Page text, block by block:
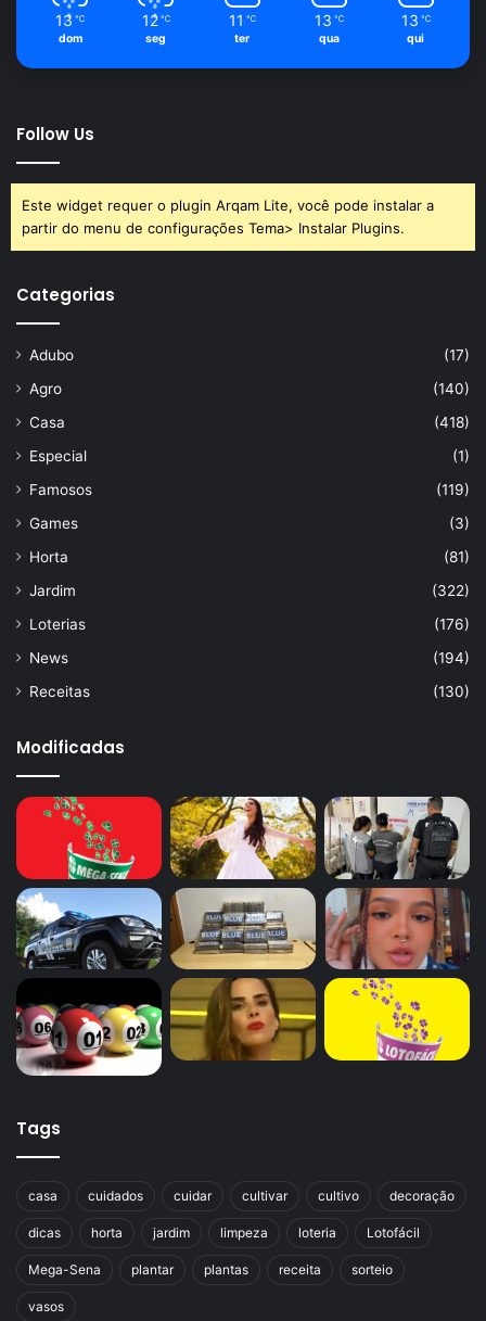
13 ℃
dom
12 ℃
seg
11 ℃
ter
13 ℃
qua
13 ℃
qui
Follow Us
Este widget requer o plugin Arqam Lite, você pode instalar a
partir do menu de configurações Tema> Instalar Plugins.
Categorias
Adubo
(17)
Agro
(140)
Casa
(418)
Especial
(1)
Famosos
(119)
Games
(3)
Horta
(81)
Jardim
(322)
Loterias
(176)
News
(194)
Receitas
(130)
Modificadas
Tags
casa cuidados cuidar cultivar cultivo decoração
dicas horta jardim limpeza loteria Lotofácil
Mega-Sena plantar plantas receita sorteio
vasos